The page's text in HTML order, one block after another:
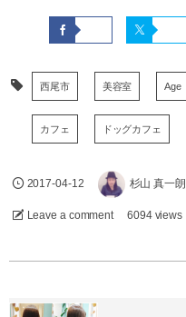
西尾市 美容室 Age
カフェ ドッグカフェ
2017-04-12 杉山 真一朗
Leave a comment 6094 views